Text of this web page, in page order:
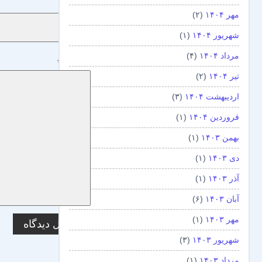
نام*
*
مهر ۱۴۰۴ (۲)
شهریور ۱۴۰۴ (۱)
مرداد ۱۴۰۴ (۴)
تیر ۱۴۰۴ (۲)
اردیبهشت ۱۴۰۴ (۳)
فروردین ۱۴۰۴ (۱)
بهمن ۱۴۰۳ (۱)
دی ۱۴۰۳ (۱)
آذر ۱۴۰۳ (۱)
آبان ۱۴۰۳ (۶)
مهر ۱۴۰۳ (۱)
شهریور ۱۴۰۳ (۳)